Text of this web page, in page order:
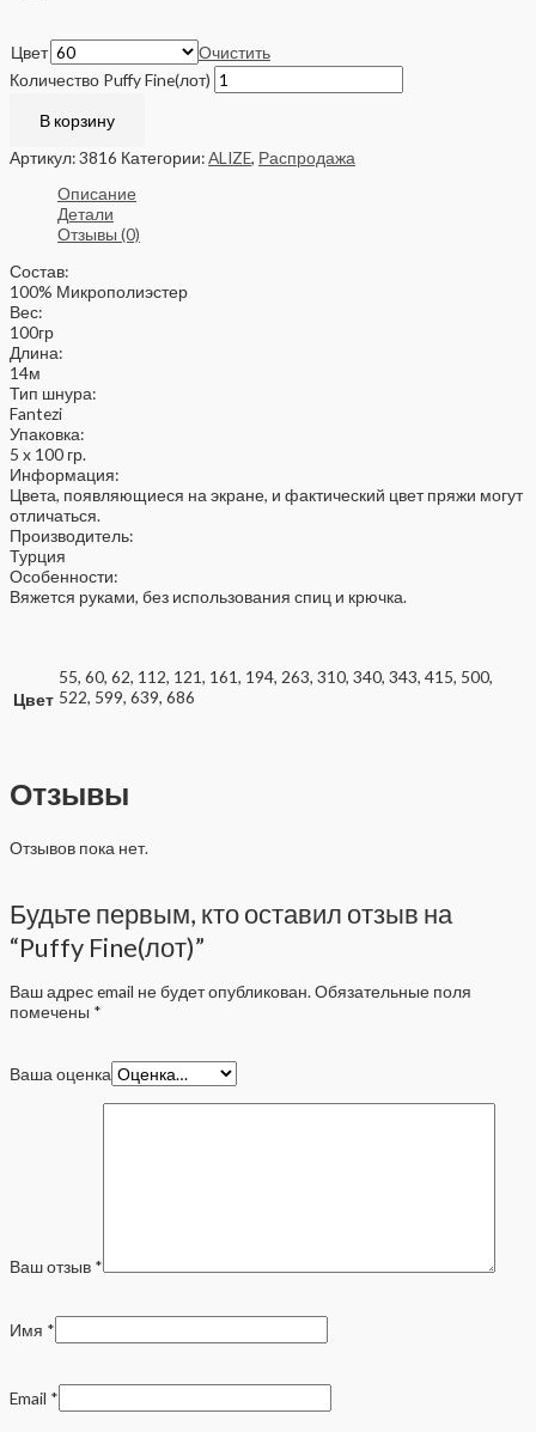
Цвет
Очистить
Количество Puffy Fine(лот)
В корзину
Артикул:3816 Категории:ALIZE, Распродажа
Описание
Детали
Отзывы (0)
Состав:
100% Микрополиэстер
Вес:
100гр
Длина:
14м
Тип шнура:
Fantezi
Упаковка:
5 x 100 гр.
Информация:
Цвета, появляющиеся на экране, и фактический цвет пряжи могут
отличаться.
Производитель:
Турция
Особенности:
Вяжется руками, без использования спиц и крючка.
Цвет
55, 60, 62, 112, 121, 161, 194, 263, 310, 340, 343, 415, 500,
522, 599, 639, 686
Отзывы
Отзывов пока нет.
Будьте первым, кто оставил отзыв на
“Puffy Fine(лот)”
Ваш адрес email не будет опубликован. Обязательные поля
помечены *
Ваша оценка
Ваш отзыв *
Имя *
Email *